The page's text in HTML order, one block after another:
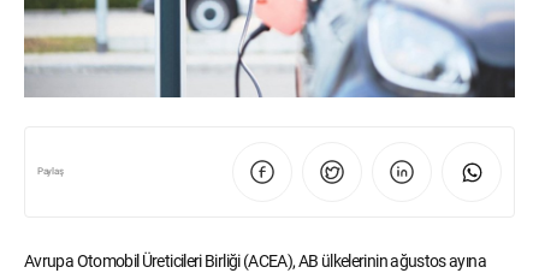
Paylaş
Avrupa Otomobil Üreticileri Birliği (ACEA), AB ülkelerinin ağustos ayına